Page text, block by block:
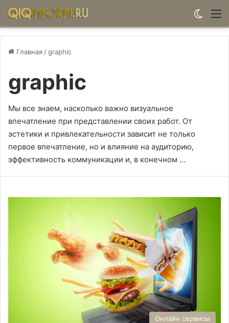
Главная /graphic
graphic
Мы все знаем, насколько важно визуальное
впечатление при представлении своих работ. От
эстетики и привлекательности зависит не только
первое впечатление, но и влияние на аудиторию,
эффективность коммуникации и, в конечном …
Онлайн сервисы